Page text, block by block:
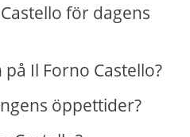
för dagens
Il Forno Castello?
öppettider?